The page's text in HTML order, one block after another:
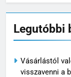
Legutóbbi
Vásárlástól
visszavenni a